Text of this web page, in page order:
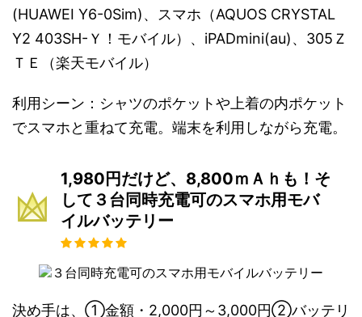
(HUAWEI Y6-0Sim)、スマホ（AQUOS CRYSTAL
Y2 403SH-Ｙ！モバイル）、iPADmini(au)、305Ｚ
ＴＥ（楽天モバイル）
利用シーン：シャツのポケットや上着の内ポケット
でスマホと重ねて充電。端末を利用しながら充電。
1,980円だけど、8,800ｍＡｈも！そ
して３台同時充電可のスマホ用モバ
イルバッテリー
決め手は、①金額・2,000円～3,000円②バッテリ